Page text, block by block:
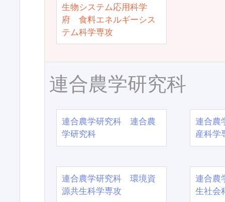
生物システム応用科学
府 食料エネルギーシス
テム科学専攻
連合農学研究科
連合農学研究科 連合農
学研究科
連合農
産科学
連合農学研究科 環境資
源共生科学専攻
連合農
生社会